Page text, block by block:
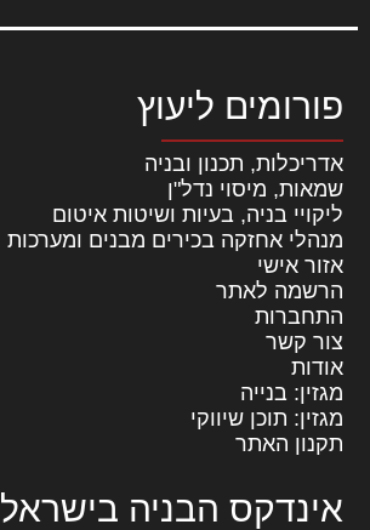
פורומים ליעוץ
אדריכלות, תכנון ובניה
שמאות, מיסוי נדל"ן
ליקויי בניה, בעיות ושיטות איטום
מנהלי אחזקה בכירים מבנים ומערכות
אזור אישי
הרשמה לאתר
התחברות
צור קשר
אודות
מגזין: בנייה
מגזין: תוכן שיווקי
תקנון האתר
אינדקס הבניה בישראל